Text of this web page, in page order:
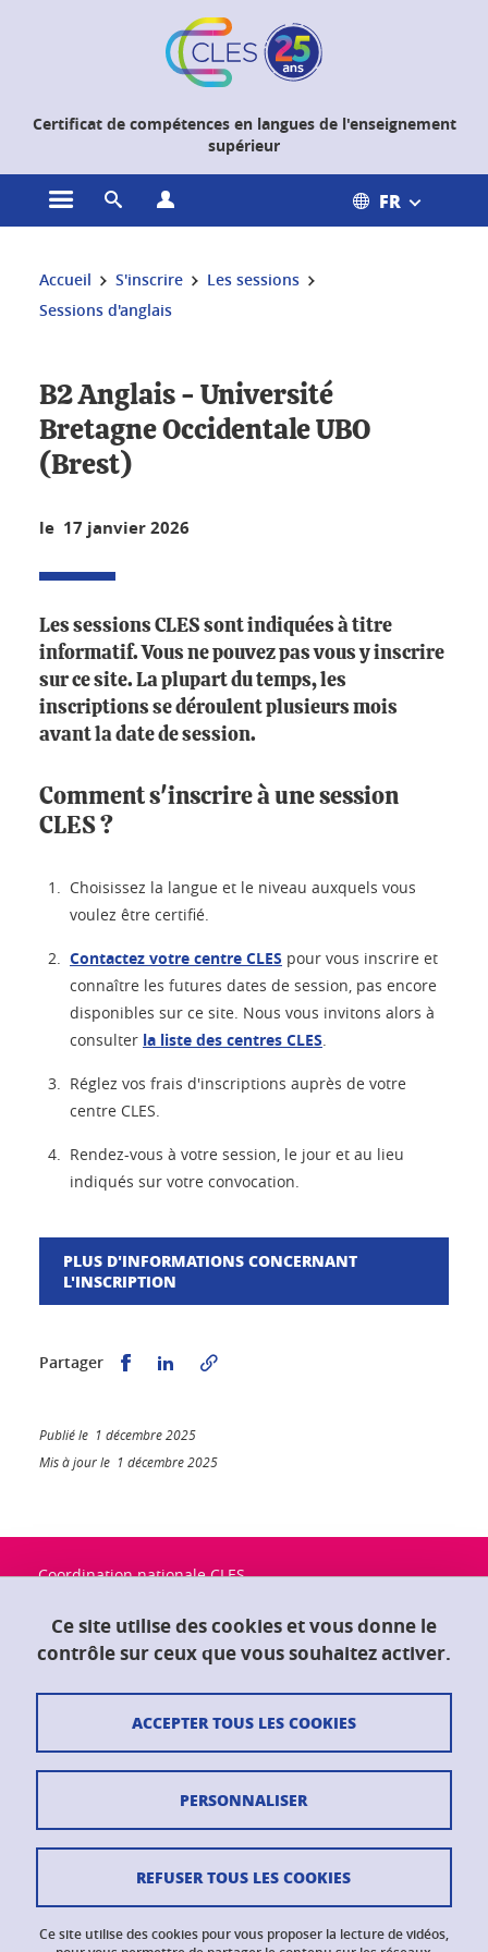
Certificat de compétences en langues de l'enseignement
supérieur
Ouvrir le menu principal
Ouvrir le moteur de recherche FR
Vous êtes ici :
Accueil S'inscrire
Les sessions
Sessions d'anglais
B2 Anglais - Université
Bretagne Occidentale UBO
(Brest)
le 17 janvier 2026
Les sessions CLES sont indiquées à titre
informatif. Vous ne pouvez pas vous y inscrire
sur ce site. La plupart du temps, les
inscriptions se déroulent plusieurs mois
avant la date de session.
Comment s'inscrire à une session
CLES ?
Choisissez la langue et le niveau auxquels vous
voulez être certifié.
Contactez votre centre CLES pour vous inscrire et
connaître les futures dates de session, pas encore
disponibles sur ce site. Nous vous invitons alors à
consulter la liste des centres CLES.
Réglez vos frais d'inscriptions auprès de votre
centre CLES.
Rendez-vous à votre session, le jour et au lieu
indiqués sur votre convocation.
PLUS D'INFORMATIONS CONCERNANT
L'INSCRIPTION
Partager Partager sur Facebook
Partager sur LinkedIn
Publié le 1 décembre 2025
Mis à jour le 1 décembre 2025
Coordination nationale CLES
Maison du doctorat "Jean Kuntzmann"
CS 40700
38058 Grenoble Cedex 9
Plan du site
Données personnelles
Ce site utilise des cookies et vous donne le
contrôle sur ceux que vous souhaitez activer.
Ce site utilise des cookies pour vous proposer la lecture de vidéos,
ACCEPTER TOUS LES COOKIES
REFUSER TOUS LES COOKIES
PERSONNALISER